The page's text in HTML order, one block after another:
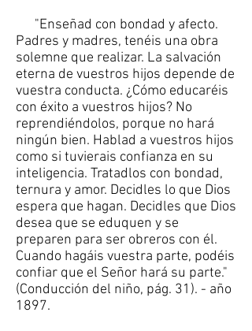
"Enseñad con bondad y afecto.
Padres y madres, tenéis una obra
solemne que realizar. La salvación
eterna de vuestros hijos depende de
vuestra conducta. ¿Cómo educaréis
con éxito a vuestros hijos? No
reprendiéndolos, porque no hará
ningún bien. Hablad a vuestros hijos
como si tuvierais confianza en su
inteligencia. Tratadlos con bondad,
ternura y amor. Decidles lo que Dios
espera que hagan. Decidles que Dios
desea que se eduquen y se
preparen para ser obreros con él.
Cuando hagáis vuestra parte, podéis
confiar que el Señor hará su parte."
(Conducción del niño, pág. 31). - año
1897.